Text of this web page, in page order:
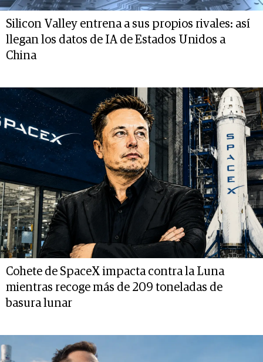
Silicon Valley entrena a sus propios rivales: así
llegan los datos de IA de Estados Unidos a
China
Cohete de SpaceX impacta contra la Luna
mientras recoge más de 209 toneladas de
basura lunar